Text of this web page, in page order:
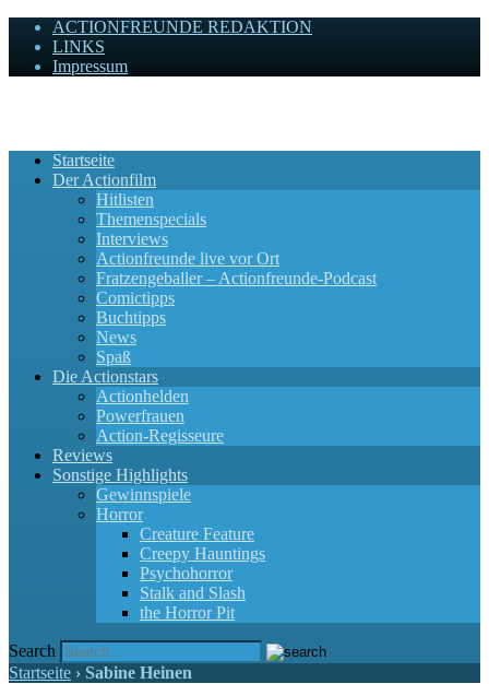
ACTIONFREUNDE REDAKTION
LINKS
Impressum
Startseite
Der Actionfilm
Hitlisten
Themenspecials
Interviews
Actionfreunde live vor Ort
Fratzengeballer – Actionfreunde-Podcast
Comictipps
Buchtipps
News
Spaß
Die Actionstars
Actionhelden
Powerfrauen
Action-Regisseure
Reviews
Sonstige Highlights
Gewinnspiele
Horror
Creature Feature
Creepy Hauntings
Psychohorror
Stalk and Slash
the Horror Pit
Search
Startseite › Sabine Heinen